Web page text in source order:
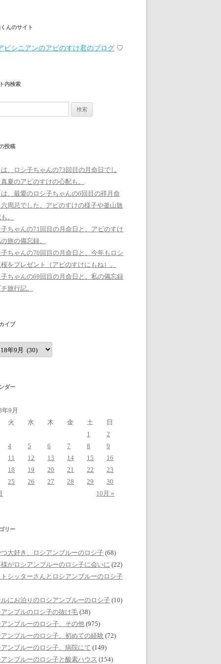
んのサイト
ビシニアンのアビのすけ君のブログ ♡
内検索
投稿
、ロシ子ちゃんの73回目の月命日でし
夏のアビのすけの心配も。
、最愛のロシ子ちゃんの6回目の祥月命
周忌でした。アビのすけの様子や釜山旅
。
ちゃんの71回目の月命日と、アビのすけ
旅の備忘録。
ちゃんの70回目の月命日と、今年もロシ
をプレゼント（アビのすけにもね）。
ちゃんの69回目の月命日と、私の備忘録
旅行記。
イブ
ダー
9月
火
水 木 金 土
日
1
2
4
5 6 7 8
9
11
12 13 14 15
16
18
19 20 21 22
23
25
26 27 28 29
30
10月 »
リー
大好き、ロシアンブルーのロシ子 (68)
がロシアンブルーのロシ子に会いに (22)
シッターさんとロシアンブルーのロシ子
にお泊りのロシアンブルーのロシ子 (10)
ンブルのロシ子の抜け毛 (38)
ンブルーのロシ子、その他 (975)
ンブルーのロシ子、初めての経験 (72)
ンブルーのロシ子、病院にて (149)
ンブルーのロシ子と酸素ハウス (154)